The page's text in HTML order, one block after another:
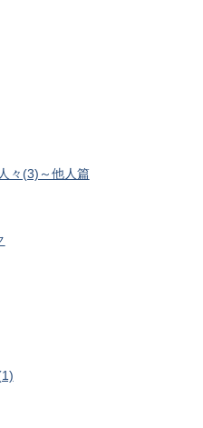
々(3)～他人篇